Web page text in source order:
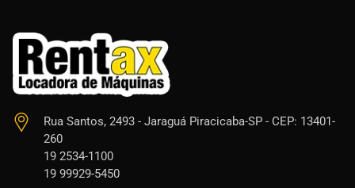
Rua Santos, 2493 - Jaraguá Piracicaba-SP - CEP: 13401-
260
19 2534-1100
19 99929-5450